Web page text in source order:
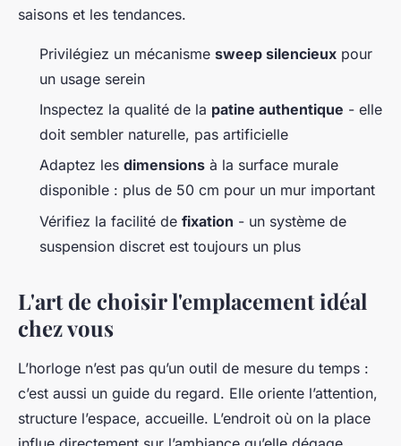
saisons et les tendances.
Privilégiez un mécanisme sweep silencieux pour
un usage serein
Inspectez la qualité de la patine authentique - elle
doit sembler naturelle, pas artificielle
Adaptez les dimensions à la surface murale
disponible : plus de 50 cm pour un mur important
Vérifiez la facilité de fixation - un système de
suspension discret est toujours un plus
L'art de choisir l'emplacement idéal
chez vous
L’horloge n’est pas qu’un outil de mesure du temps :
c’est aussi un guide du regard. Elle oriente l’attention,
structure l’espace, accueille. L’endroit où on la place